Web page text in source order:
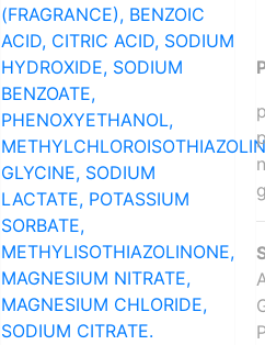
(FRAGRANCE), BENZOIC
ACID, CITRIC ACID, SODIUM
HYDROXIDE, SODIUM
BENZOATE,
PHENOXYETHANOL,
GLYCINE, SODIUM
LACTATE, POTASSIUM
SORBATE,
METHYLISOTHIAZOLINONE,
MAGNESIUM NITRATE,
MAGNESIUM CHLORIDE,
SODIUM CITRATE.